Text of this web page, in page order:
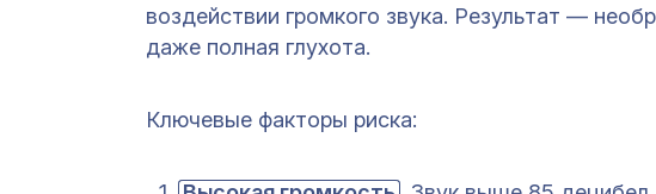
воздействии громкого звука. Результат —
даже полная глухота.
Ключевые факторы риска: